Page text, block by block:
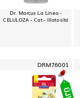
Dr. Marcus La Linea -
CELULOZA - Cat - Illatosító
DRM76001